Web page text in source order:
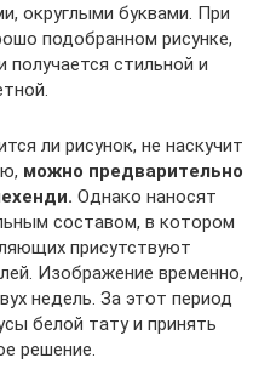
округлыми буквами. При
подобранном рисунке,
стильной и
ли рисунок, не наскучит
можно предварительно
Однако наносят
составом, в котором
присутствуют
Изображение временно,
недель. За этот период
белой тату и принять
решение.